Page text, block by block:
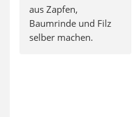
aus Zapfen,
Baumrinde und Filz
selber machen.